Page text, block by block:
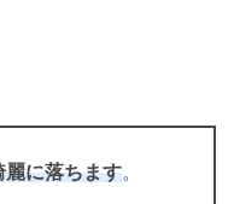
麗に落ちます。